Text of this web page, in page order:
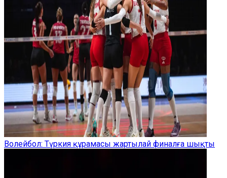
Волейбол: Түркия құрамасы жартылай финалға шықты